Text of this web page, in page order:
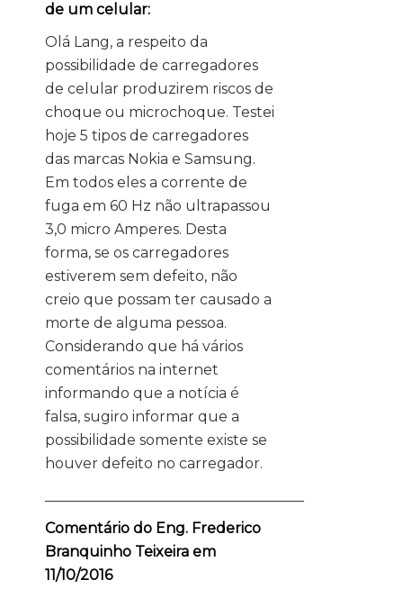
de um celular:
Olá Lang, a respeito da
possibilidade de carregadores
de celular produzirem riscos de
choque ou microchoque. Testei
hoje 5 tipos de carregadores
das marcas Nokia e Samsung.
Em todos eles a corrente de
fuga em 60 Hz não ultrapassou
3,0 micro Amperes. Desta
forma, se os carregadores
estiverem sem defeito, não
creio que possam ter causado a
morte de alguma pessoa.
Considerando que há vários
comentários na internet
informando que a notícia é
falsa, sugiro informar que a
possibilidade somente existe se
houver defeito no carregador.
Comentário do Eng. Frederico
Branquinho Teixeira em
11/10/2016